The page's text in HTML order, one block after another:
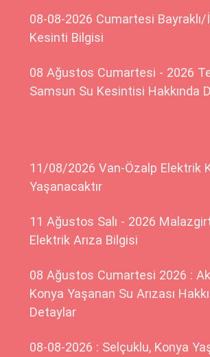
08-08-2026 Cumartesi
Kesinti Bilgisi
08 Ağustos Cumartesi - 2026
Samsun Su Kesintisi Hakkında
11/08/2026 Van-Özalp Elektrik
Yaşanacaktır
11 Ağustos Salı - 2026
Elektrik Arıza Bilgisi
08 Ağustos Cumartesi 2026 :
Konya Yaşanan Su Arızası
Detaylar
08-08-2026 : Selçuklu, Konya